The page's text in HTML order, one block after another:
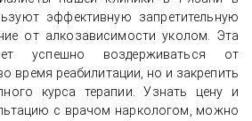
эффективную запретительную
от алкозависимости уколом. Эта
успешно воздерживаться от
время реабилитации, но и закрепить
курса терапии. Узнать цену и
с врачом наркологом, можно